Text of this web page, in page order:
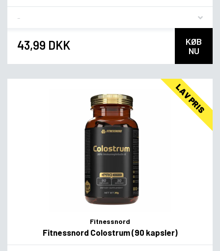
43,99 DKK
KØB
NU
LAV PRIS
Fitnessnord
Fitnessnord Colostrum (90 kapsler)